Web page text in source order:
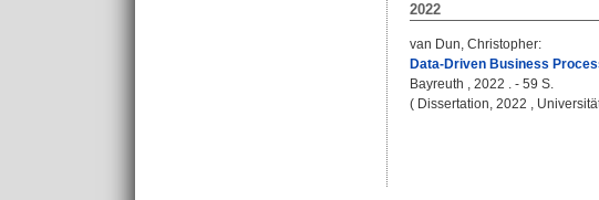
2022
van Dun, Christopher:
Data-Driven Business
Bayreuth , 2022 . - 59 S.
( Dissertation, 2022 ,